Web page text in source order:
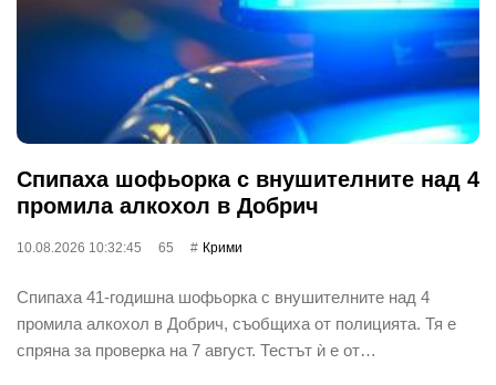
Спипаха шофьорка с внушителните над 4
промила алкохол в Добрич
10.08.2026 10:32:45 65 Крими
Спипаха 41-годишна шофьорка с внушителните над 4
промила алкохол в Добрич, съобщиха от полицията. Тя е
спряна за проверка на 7 август. Тестът ѝ е от…